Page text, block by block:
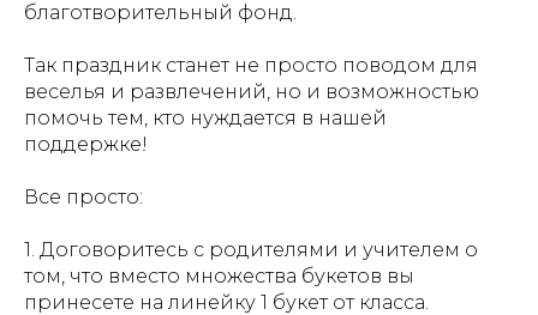
благотворительный фонд.
Так праздник станет не просто поводом для
веселья и развлечений, но и возможностью
помочь тем, кто нуждается в нашей
поддержке!
Все просто:
1. Договоритесь с родителями и учителем о
том, что вместо множества букетов вы
принесете на линейку 1 букет от класса.